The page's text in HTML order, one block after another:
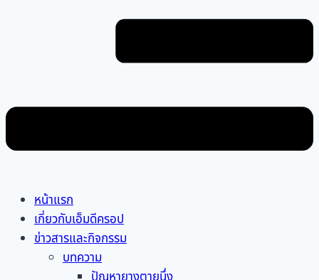
หน้าแรก
เกี่ยวกับเอ็มดีครอป
ข่าวสารและกิจกรรม
บทความ